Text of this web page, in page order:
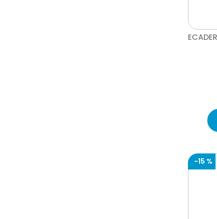
-15 %